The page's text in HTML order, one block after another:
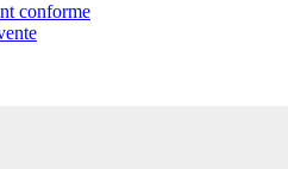
conforme